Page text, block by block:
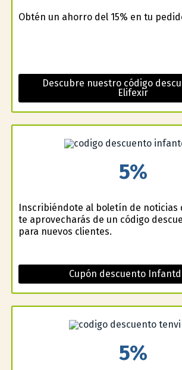
Obtén un ahorro del 15% en tu
Descubre nuestro código
Elifexir
5%
Inscribiéndote al boletín de noticias
te aprovecharás de un código
para nuevos clientes.
Cupón descuento
5%